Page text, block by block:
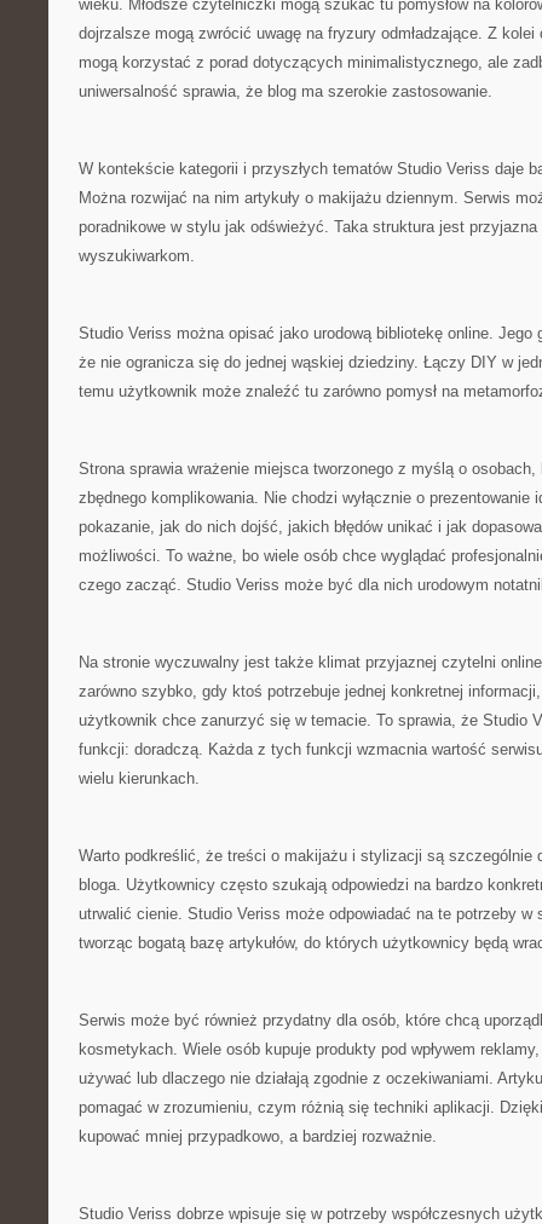
wieku. Młodsze czytelniczki mogą szukać tu pomysłów na
dojrzalsze mogą zwrócić uwagę na fryzury odmładzające. Z
mogą korzystać z porad dotyczących minimalistycznego, ale
uniwersalność sprawia, że blog ma szerokie zastosowanie.
W kontekście kategorii i przyszłych tematów Studio Veriss daje
Można rozwijać na nim artykuły o makijażu dziennym. Serwis
poradnikowe w stylu jak odświeżyć. Taka struktura jest
wyszukiwarkom.
Studio Veriss można opisać jako urodową bibliotekę online. Jego
że nie ogranicza się do jednej wąskiej dziedziny. Łączy DIY w
temu użytkownik może znaleźć tu zarówno pomysł na
Strona sprawia wrażenie miejsca tworzonego z myślą o
zbędnego komplikowania. Nie chodzi wyłącznie o prezentowanie
pokazanie, jak do nich dojść, jakich błędów unikać i jak
możliwości. To ważne, bo wiele osób chce wyglądać
czego zacząć. Studio Veriss może być dla nich urodowym
Na stronie wyczuwalny jest także klimat przyjaznej czytelni
zarówno szybko, gdy ktoś potrzebuje jednej konkretnej
użytkownik chce zanurzyć się w temacie. To sprawia, że Studio
funkcji: doradczą. Każda z tych funkcji wzmacnia wartość
wielu kierunkach.
Warto podkreślić, że treści o makijażu i stylizacji są szczególnie
bloga. Użytkownicy często szukają odpowiedzi na bardzo
utrwalić cienie. Studio Veriss może odpowiadać na te potrzeby w
tworząc bogatą bazę artykułów, do których użytkownicy będą
Serwis może być również przydatny dla osób, które chcą
kosmetykach. Wiele osób kupuje produkty pod wpływem
używać lub dlaczego nie działają zgodnie z oczekiwaniami.
pomagać w zrozumieniu, czym różnią się techniki aplikacji.
kupować mniej przypadkowo, a bardziej rozważnie.
Studio Veriss dobrze wpisuje się w potrzeby współczesnych